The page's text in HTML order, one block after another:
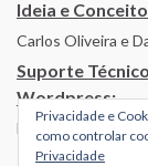
Ideia e
Carlos Oliveira e
Suporte
Wordpress:
Nuno Coimbra
Privacidade e
como controlar
Privacidade